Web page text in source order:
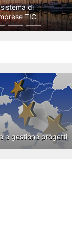
di
TIC
e gestione progetti